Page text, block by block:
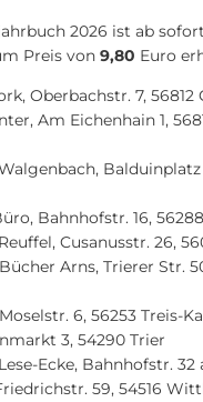
2026 ist ab
Preis von 9,80 Euro
Oberbachstr. 7, 56812
Am Eichenhain 1,
Balduinplatz
Bahnhofstr. 16,
Cusanusstr. 26,
Arns, Trierer Str.
6, 56253 Treis-
3, 54290 Trier
Ecke, Bahnhofstr. 32
59, 54516